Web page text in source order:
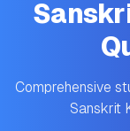
Comprehensive
Sanskrit